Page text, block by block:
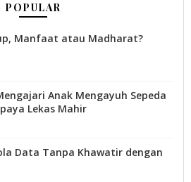
POPULAR
Manfaat atau Madharat?
Anak Mengayuh Sepeda
Lekas Mahir
Data Tanpa Khawatir dengan